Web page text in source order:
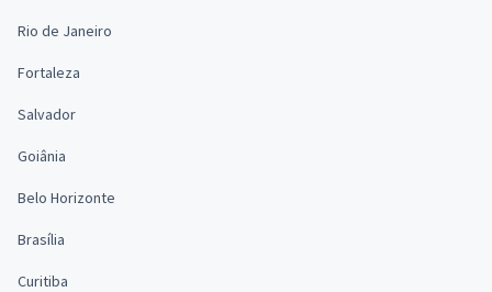
Rio de Janeiro
Fortaleza
Salvador
Goiânia
Belo Horizonte
Brasília
Curitiba